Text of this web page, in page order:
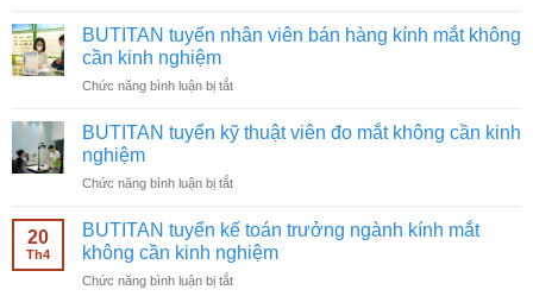
mắt
kinh
tuyển
cáo
ngành
không
kinh
nghiệm
BUTITAN tuyển nhân viên bán hàng kính mắt không
cần kinh nghiệm
Chức năng bình luận bị tắtở
tuyển
nhân
bán
kính
mắt
không
cần
BUTITAN tuyển kỹ thuật viên đo mắt không cần kinh
nghiệm
Chức năng bình luận bị tắtở
tuyển
kỹ
thuật
viên
20
Th4
BUTITAN tuyển kế toán trưởng ngành kính mắt
không cần kinh nghiệm
Chức năng bình luận bị tắtở